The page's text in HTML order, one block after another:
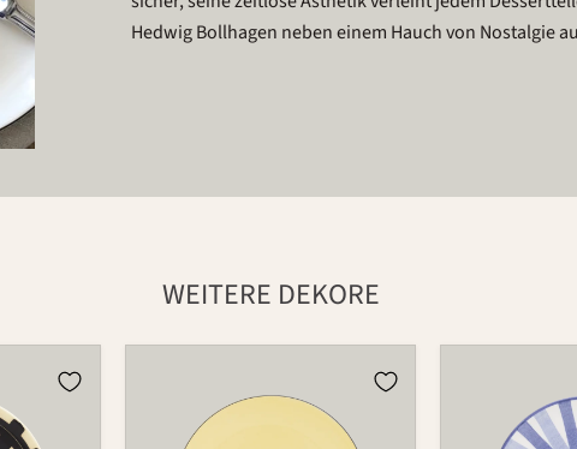
Hedwig Bollhagen neben einem Hauch von Nostalgie
WEITERE DEKORE